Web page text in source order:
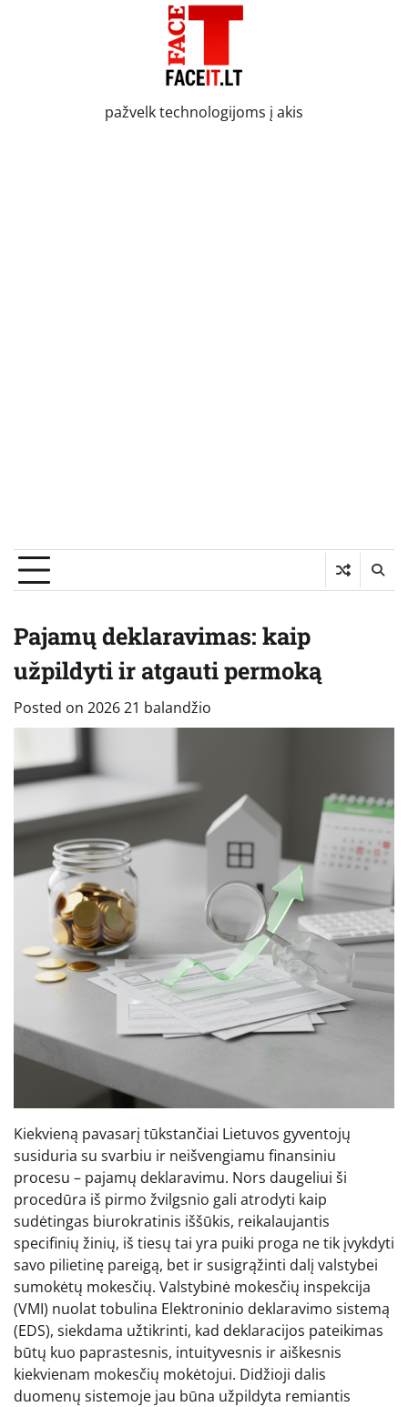
pažvelk technologijoms į akis
Pajamų deklaravimas: kaip
užpildyti ir atgauti permoką
Posted on 2026 21 balandžio
Kiekvieną pavasarį tūkstančiai Lietuvos gyventojų
susiduria su svarbiu ir neišvengiamu finansiniu
procesu – pajamų deklaravimu. Nors daugeliui ši
procedūra iš pirmo žvilgsnio gali atrodyti kaip
sudėtingas biurokratinis iššūkis, reikalaujantis
specifinių žinių, iš tiesų tai yra puiki proga ne tik įvykdyti
savo pilietinę pareigą, bet ir susigrąžinti dalį valstybei
sumokėtų mokesčių. Valstybinė mokesčių inspekcija
(VMI) nuolat tobulina Elektroninio deklaravimo sistemą
(EDS), siekdama užtikrinti, kad deklaracijos pateikimas
būtų kuo paprastesnis, intuityvesnis ir aiškesnis
kiekvienam mokesčių mokėtojui. Didžioji dalis
duomenų sistemoje jau būna užpildyta remiantis